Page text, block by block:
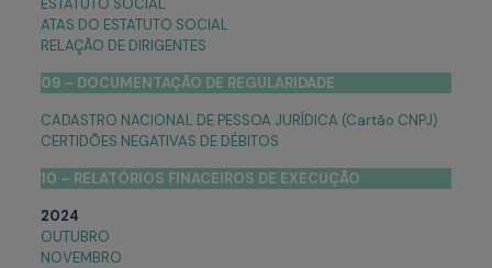
ESTATUTO SOCIAL
ATAS DO ESTATUTO SOCIAL
RELAÇÃO DE DIRIGENTES
09 – DOCUMENTAÇÃO DE REGULARIDADE
CADASTRO NACIONAL DE PESSOA JURÍDICA (Cartão CNPJ)
CERTIDÕES NEGATIVAS DE DÉBITOS
10 – RELATÓRIOS FINACEIROS DE EXECUÇÃO
2024
OUTUBRO
NOVEMBRO